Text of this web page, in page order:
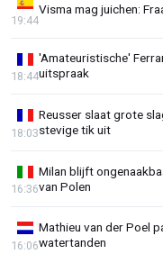
Visma mag juichen:
19:44
'Amateuristische'
uitspraak
18:44
Reusser slaat grote
stevige tik uit
18:03
Milan blijft
van Polen
16:36
Mathieu van der Poel
watertanden
16:06